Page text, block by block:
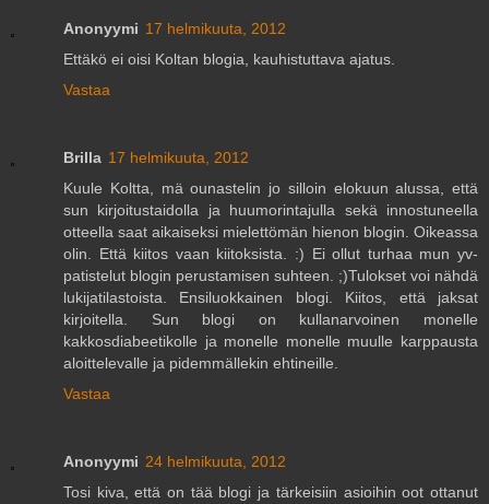
Anonyymi 17 helmikuuta, 2012
Ettäkö ei oisi Koltan blogia, kauhistuttava ajatus.
Vastaa
Brilla 17 helmikuuta, 2012
Kuule Koltta, mä ounastelin jo silloin elokuun alussa, että
sun kirjoitustaidolla ja huumorintajulla sekä innostuneella
otteella saat aikaiseksi mielettömän hienon blogin. Oikeassa
olin. Että kiitos vaan kiitoksista. :) Ei ollut turhaa mun yv-
patistelut blogin perustamisen suhteen. ;)Tulokset voi nähdä
lukijatilastoista. Ensiluokkainen blogi. Kiitos, että jaksat
kirjoitella. Sun blogi on kullanarvoinen monelle
kakkosdiabeetikolle ja monelle monelle muulle karppausta
aloittelevalle ja pidemmällekin ehtineille.
Vastaa
Anonyymi 24 helmikuuta, 2012
Tosi kiva, että on tää blogi ja tärkeisiin asioihin oot ottanut